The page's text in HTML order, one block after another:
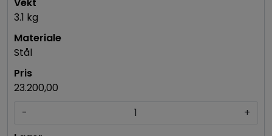
3.1 kg
Stål
23.200,00
-
+